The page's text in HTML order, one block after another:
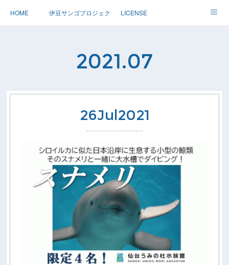
HOME 伊豆サンゴプロジェクト LICENSE
アースサウンドについて
2021.07
26Jul2021